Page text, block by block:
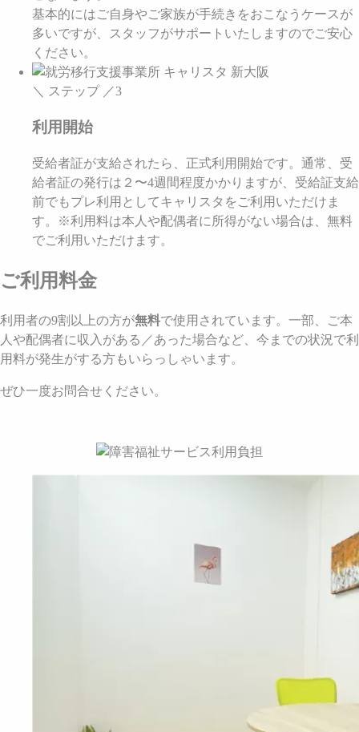
基本的にはご自身やご家族が手続きをおこなうケースが
多いですが、スタッフがサポートいたしますのでご安心
ください。
＼ ステップ ／3
利用開始
受給者証が支給されたら、正式利用開始です。通常、受
給者証の発行は２〜4週間程度かかりますが、受給証支給
前でもプレ利用としてキャリスタをご利用いただけま
す。※利用料は本人や配偶者に所得がない場合は、無料
でご利用いただけます。
ご利用料金
利用者の9割以上の方が無料で使用されています。一部、ご本
人や配偶者に収入がある／あった場合など、今までの状況で利
用料が発生がする方もいらっしゃいます。
ぜひ一度お問合せください。